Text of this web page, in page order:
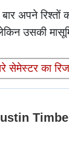
अपने
उसकी
दूसरे सेमेस्टर